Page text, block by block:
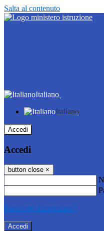
Salta al contenuto
Italiano
Italiano
Accedi
Accedi
button close ×
Password dimenticata?